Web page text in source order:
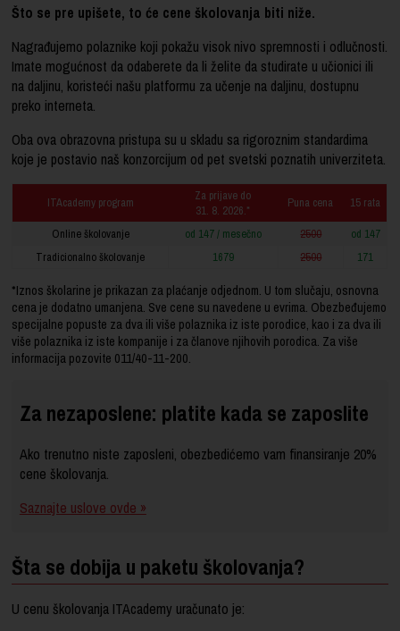
Što se pre upišete, to će cene školovanja biti niže.
Nagrađujemo polaznike koji pokažu visok nivo spremnosti i odlučnosti.
Imate mogućnost da odaberete da li želite da studirate u učionici ili
na daljinu, koristeći našu platformu za učenje na daljinu, dostupnu
preko interneta.
Oba ova obrazovna pristupa su u skladu sa rigoroznim standardima
koje je postavio naš konzorcijum od pet svetski poznatih univerziteta.
ITAcademy program
Za prijave do
31. 8. 2026.*
Puna cena 15 rata
Online školovanje od 147 / mesečno 2500
od 147
Tradicionalno školovanje
1679 2500 171
*Iznos školarine je prikazan za plaćanje odjednom. U tom slučaju, osnovna
cena je dodatno umanjena. Sve cene su navedene u evrima. Obezbeđujemo
specijalne popuste za dva ili više polaznika iz iste porodice, kao i za dva ili
više polaznika iz iste kompanije i za članove njihovih porodica. Za više
informacija pozovite 011/40-11-200.
Za nezaposlene: platite kada se zaposlite
Ako trenutno niste zaposleni, obezbedićemo vam finansiranje 20%
cene školovanja.
Saznajte uslove ovde »
Šta se dobija u paketu školovanja?
U cenu školovanja ITAcademy uračunato je: